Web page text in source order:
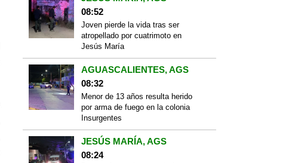
08:52
Joven pierde la vida tras ser
atropellado por cuatrimoto en
Jesús María
AGUASCALIENTES, AGS
08:32
Menor de 13 años resulta herido
por arma de fuego en la colonia
Insurgentes
JESÚS MARÍA, AGS
08:24